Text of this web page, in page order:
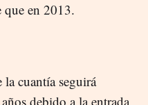
que en 2013.
la cuantía seguirá
debido a la entrada